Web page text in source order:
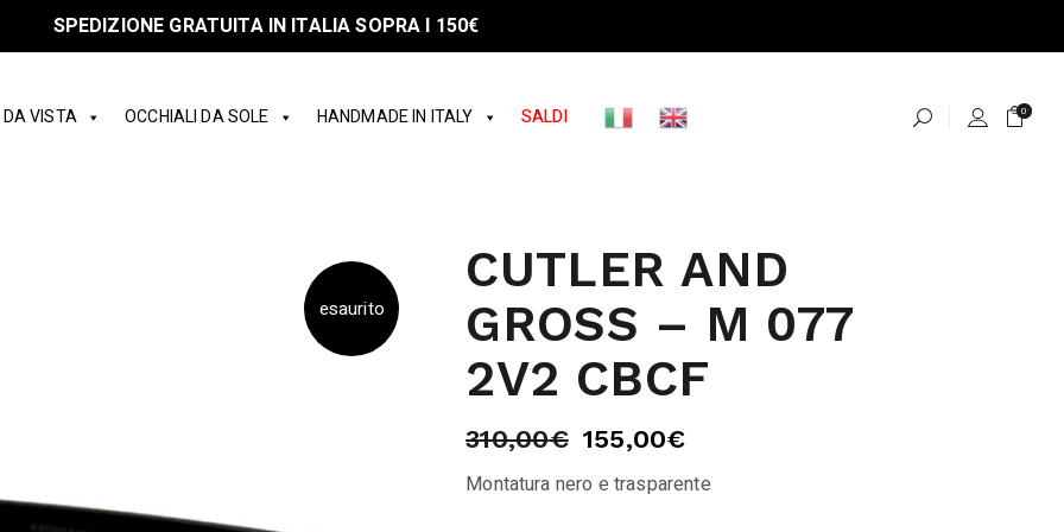
SPEDIZIONE GRATUITA IN ITALIA SOPRA I 150€
VISTA OCCHIALI DA SOLE HANDMADE IN ITALY SALDI 0
esaurito
CUTLER AND
GROSS – M 077
2V2 CBCF
310,00€ 155,00€
Montatura nero e trasparente